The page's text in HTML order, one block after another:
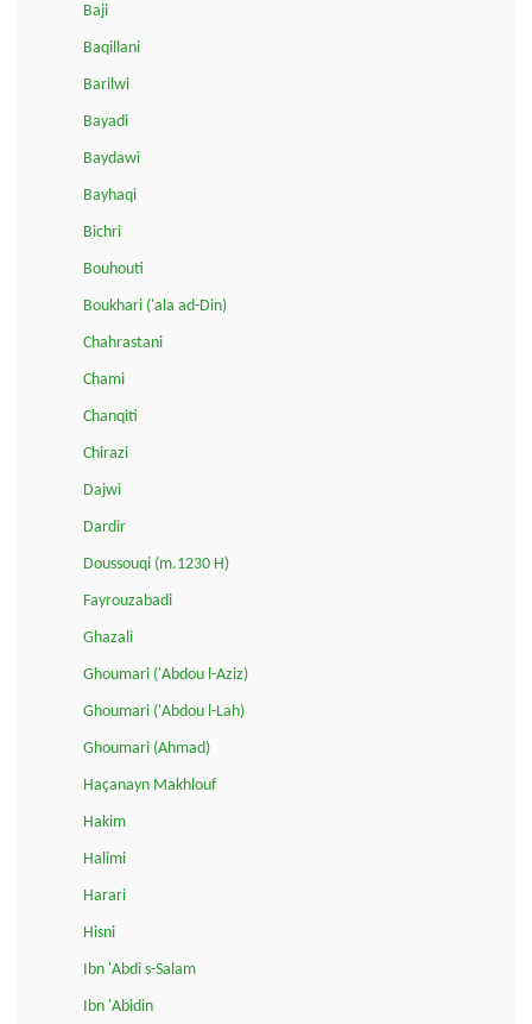
Baji
Baqillani
Barilwi
Bayadi
Baydawi
Bayhaqi
Bichri
Bouhouti
Boukhari ('ala ad-Din)
Chahrastani
Chami
Chanqiti
Chirazi
Dajwi
Dardir
Doussouqi (m.1230 H)
Fayrouzabadi
Ghazali
Ghoumari ('Abdou l-Aziz)
Ghoumari ('Abdou l-Lah)
Ghoumari (Ahmad)
Haçanayn Makhlouf
Hakim
Halimi
Harari
Hisni
Ibn 'Abdi s-Salam
Ibn 'Abidin